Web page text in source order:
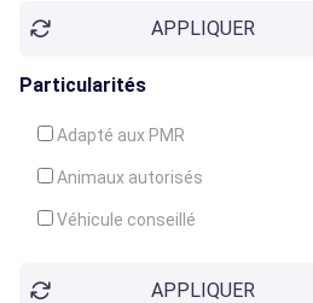
Soins du corpsAPPLIQUER
Particularités
Adapté aux PMR
Animaux autorisés
Véhicule conseillé
APPLIQUER